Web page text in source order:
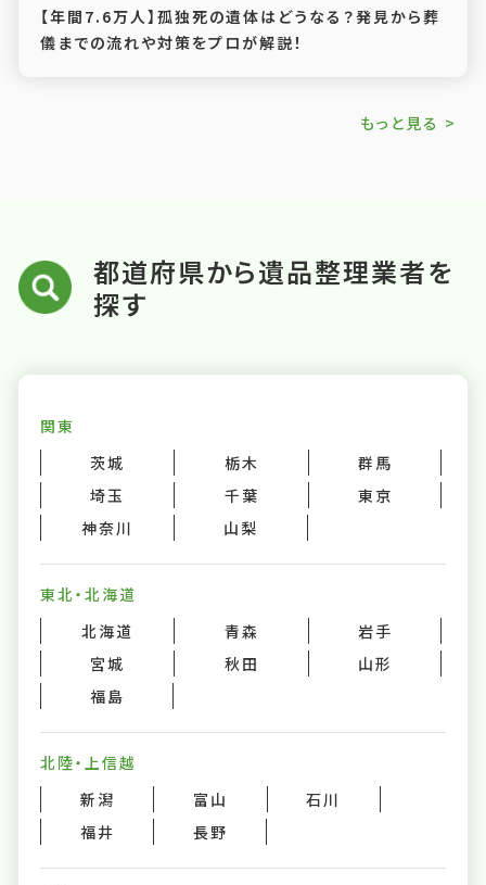
【年間7.6万人】孤独死の遺体はどうなる？発見から葬
儀までの流れや対策をプロが解説！
もっと見る >
都道府県から遺品整理業者を
探す
関東
茨城
栃木
群馬
埼玉
千葉
東京
神奈川
山梨
東北・北海道
北海道
青森
岩手
宮城
秋田
山形
福島
北陸・上信越
新潟
富山
石川
福井
長野